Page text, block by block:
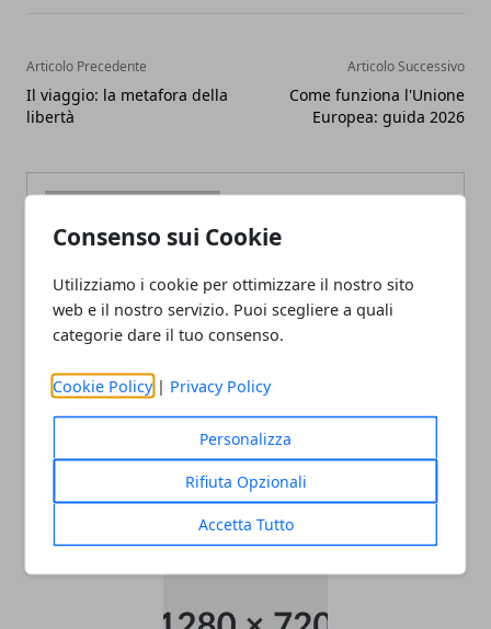
Consenso sui Cookie
Utilizziamo i cookie per ottimizzare il nostro sito
web e il nostro servizio. Puoi scegliere a quali
categorie dare il tuo consenso.
Cookie Policy | Privacy Policy
Personalizza
Rifiuta Opzionali
Accetta Tutto
Articolo Precedente
Il viaggio: la metafora della
libertà
Articolo Successivo
Come funziona l'Unione
Europea: guida 2026
Redazione
ARTICOLI CORRELATI